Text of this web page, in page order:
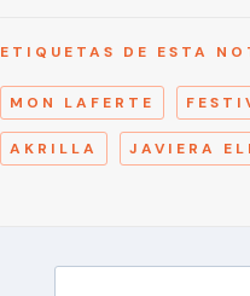
ETIQUETAS DE ESTA
MON LAFERTE
AKRILLA JAVIERA